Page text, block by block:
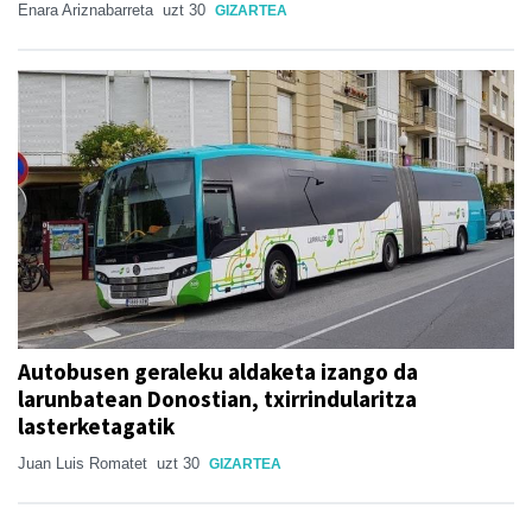
Enara Ariznabarreta uzt 30 GIZARTEA
Autobusen geraleku aldaketa izango da
larunbatean Donostian, txirrindularitza
lasterketagatik
Juan Luis Romatet uzt 30 GIZARTEA